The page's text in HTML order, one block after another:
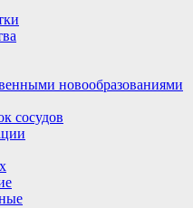
новообразованиями
сосудов